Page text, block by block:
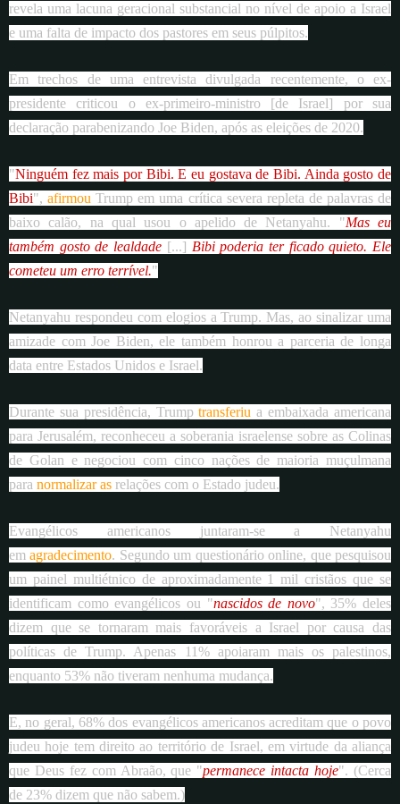
revela uma lacuna geracional substancial no nível de apoio a Israel
e uma falta de impacto dos pastores em seus púlpitos.
Em trechos de uma entrevista divulgada recentemente, o ex-
presidente criticou o ex-primeiro-ministro [de Israel] por sua
declaração parabenizando Joe Biden, após as eleições de 2020.
"Ninguém fez mais por Bibi. E eu gostava de Bibi. Ainda gosto de
Bibi",afirmou Trump em uma crítica severa repleta de palavras de
baixo calão, na qual usou o apelido de Netanyahu. "Mas eu
também gosto de lealdade [...] Bibi poderia ter ficado quieto. Ele
cometeu um erro terrível."
Netanyahu respondeu com elogios a Trump. Mas, ao sinalizar uma
amizade com Joe Biden, ele também honrou a parceria de longa
data entre Estados Unidos e Israel.
Durante sua presidência, Trumptransferiu a embaixada americana
para Jerusalém, reconheceu a soberania israelense sobre as Colinas
de Golan e negociou com cinco nações de maioria muçulmana
para normalizar as relações com o Estado judeu.
Evangélicos americanos juntaram-se a Netanyahu
emagradecimento. Segundo um questionário online, que pesquisou
um painel multiétnico de aproximadamente 1 mil cristãos que se
identificam como evangélicos ou "nascidos de novo", 35% deles
dizem que se tornaram mais favoráveis a Israel por causa das
políticas de Trump. Apenas 11% apoiaram mais os palestinos,
enquanto 53% não tiveram nenhuma mudança.
E, no geral, 68% dos evangélicos americanos acreditam que o povo
judeu hoje tem direito ao território de Israel, em virtude da aliança
que Deus fez com Abraão, que "permanece intacta hoje". (Cerca
de 23% dizem que não sabem.)